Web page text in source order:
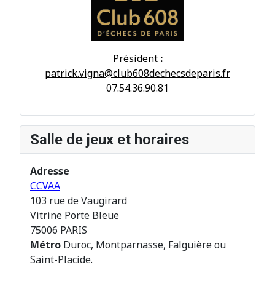
Président :
patrick.vigna@club608dechecsdeparis.fr
07.54.36.90.81
Salle de jeux et horaires
Adresse
CCVAA
103 rue de Vaugirard
Vitrine Porte Bleue
75006 PARIS
Métro Duroc, Montparnasse, Falguière ou
Saint-Placide.